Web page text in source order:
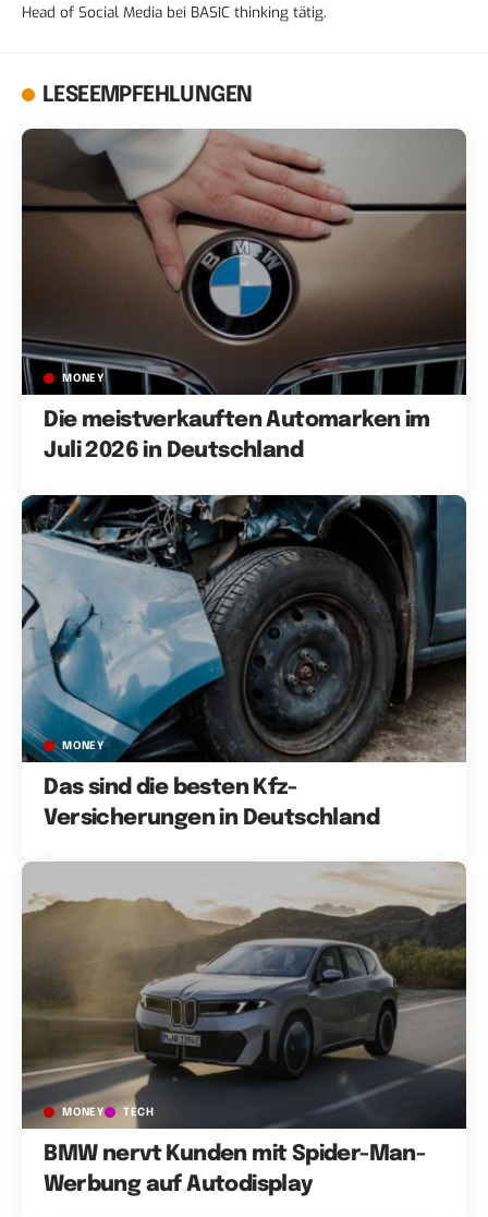
Head of Social Media bei BASIC thinking tätig.
LESEEMPFEHLUNGEN
MONEY
Die meistverkauften Automarken im
Juli 2026 in Deutschland
MONEY
Das sind die besten Kfz-
Versicherungen in Deutschland
MONEY TECH
BMW nervt Kunden mit Spider-Man-
Werbung auf Autodisplay